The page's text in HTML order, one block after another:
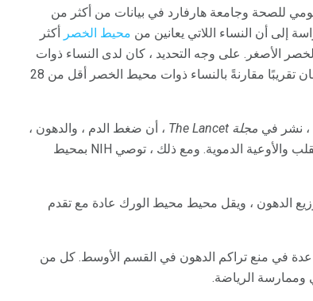
عام 2008 باحثون من المعهد القومي للصحة وجامعة هارفارد في بيانات من أكثر من
محيط الخصر
أكثر
الأصغر. على وجه التحديد ، كان لدى النساء ذوات
حجم الخصر أكبر من 35 بوصة ضعف خطر الإصابة بأمراض القلب والسرطان تقريبًا مقارنةً بالنساء ذوات محيط الخصر أقل من 28
مجلة The Lancet
، أن ضغط الدم ، والدهون ،
وتاريخ مرض السكري أكثر موثوقية من شكل الجسم ، في التنبؤ بأمراض القلب والأوعية الدموية. ومع ذلك ، توصي NIH بمحيط
الدهون ، ويقل محيط محيط الورك عادة مع تقدم
في منع تراكم الدهون في القسم الأوسط. كل من
وممارسة الرياضة.